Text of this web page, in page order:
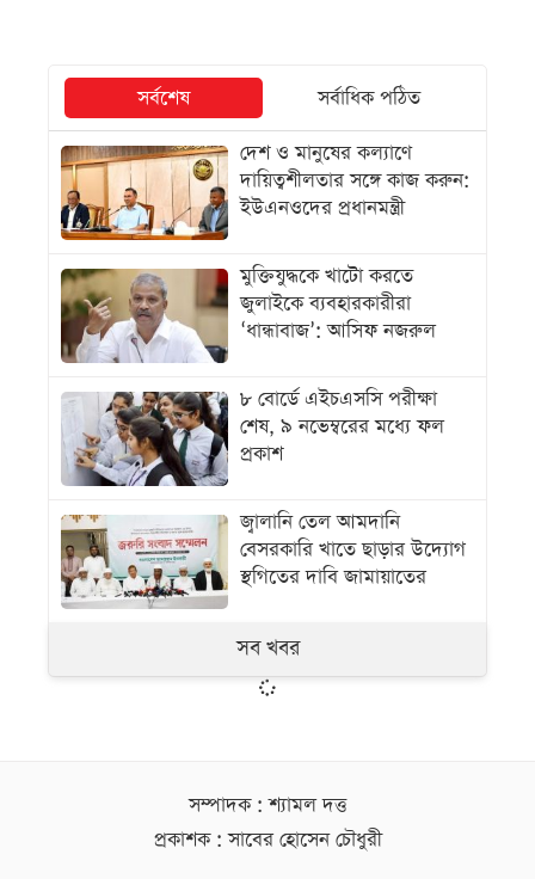
সর্বশেষ
সর্বাধিক পঠিত
দেশ ও মানুষের কল্যাণে
দায়িত্বশীলতার সঙ্গে কাজ করুন:
ইউএনওদের প্রধানমন্ত্রী
মুক্তিযুদ্ধকে খাটো করতে
জুলাইকে ব্যবহারকারীরা
‘ধান্ধাবাজ’: আসিফ নজরুল
৮ বোর্ডে এইচএসসি পরীক্ষা
শেষ, ৯ নভেম্বরের মধ্যে ফল
প্রকাশ
জ্বালানি তেল আমদানি
বেসরকারি খাতে ছাড়ার উদ্যোগ
স্থগিতের দাবি জামায়াতের
সব খবর
সম্পাদক : শ্যামল দত্ত
প্রকাশক : সাবের হোসেন চৌধুরী